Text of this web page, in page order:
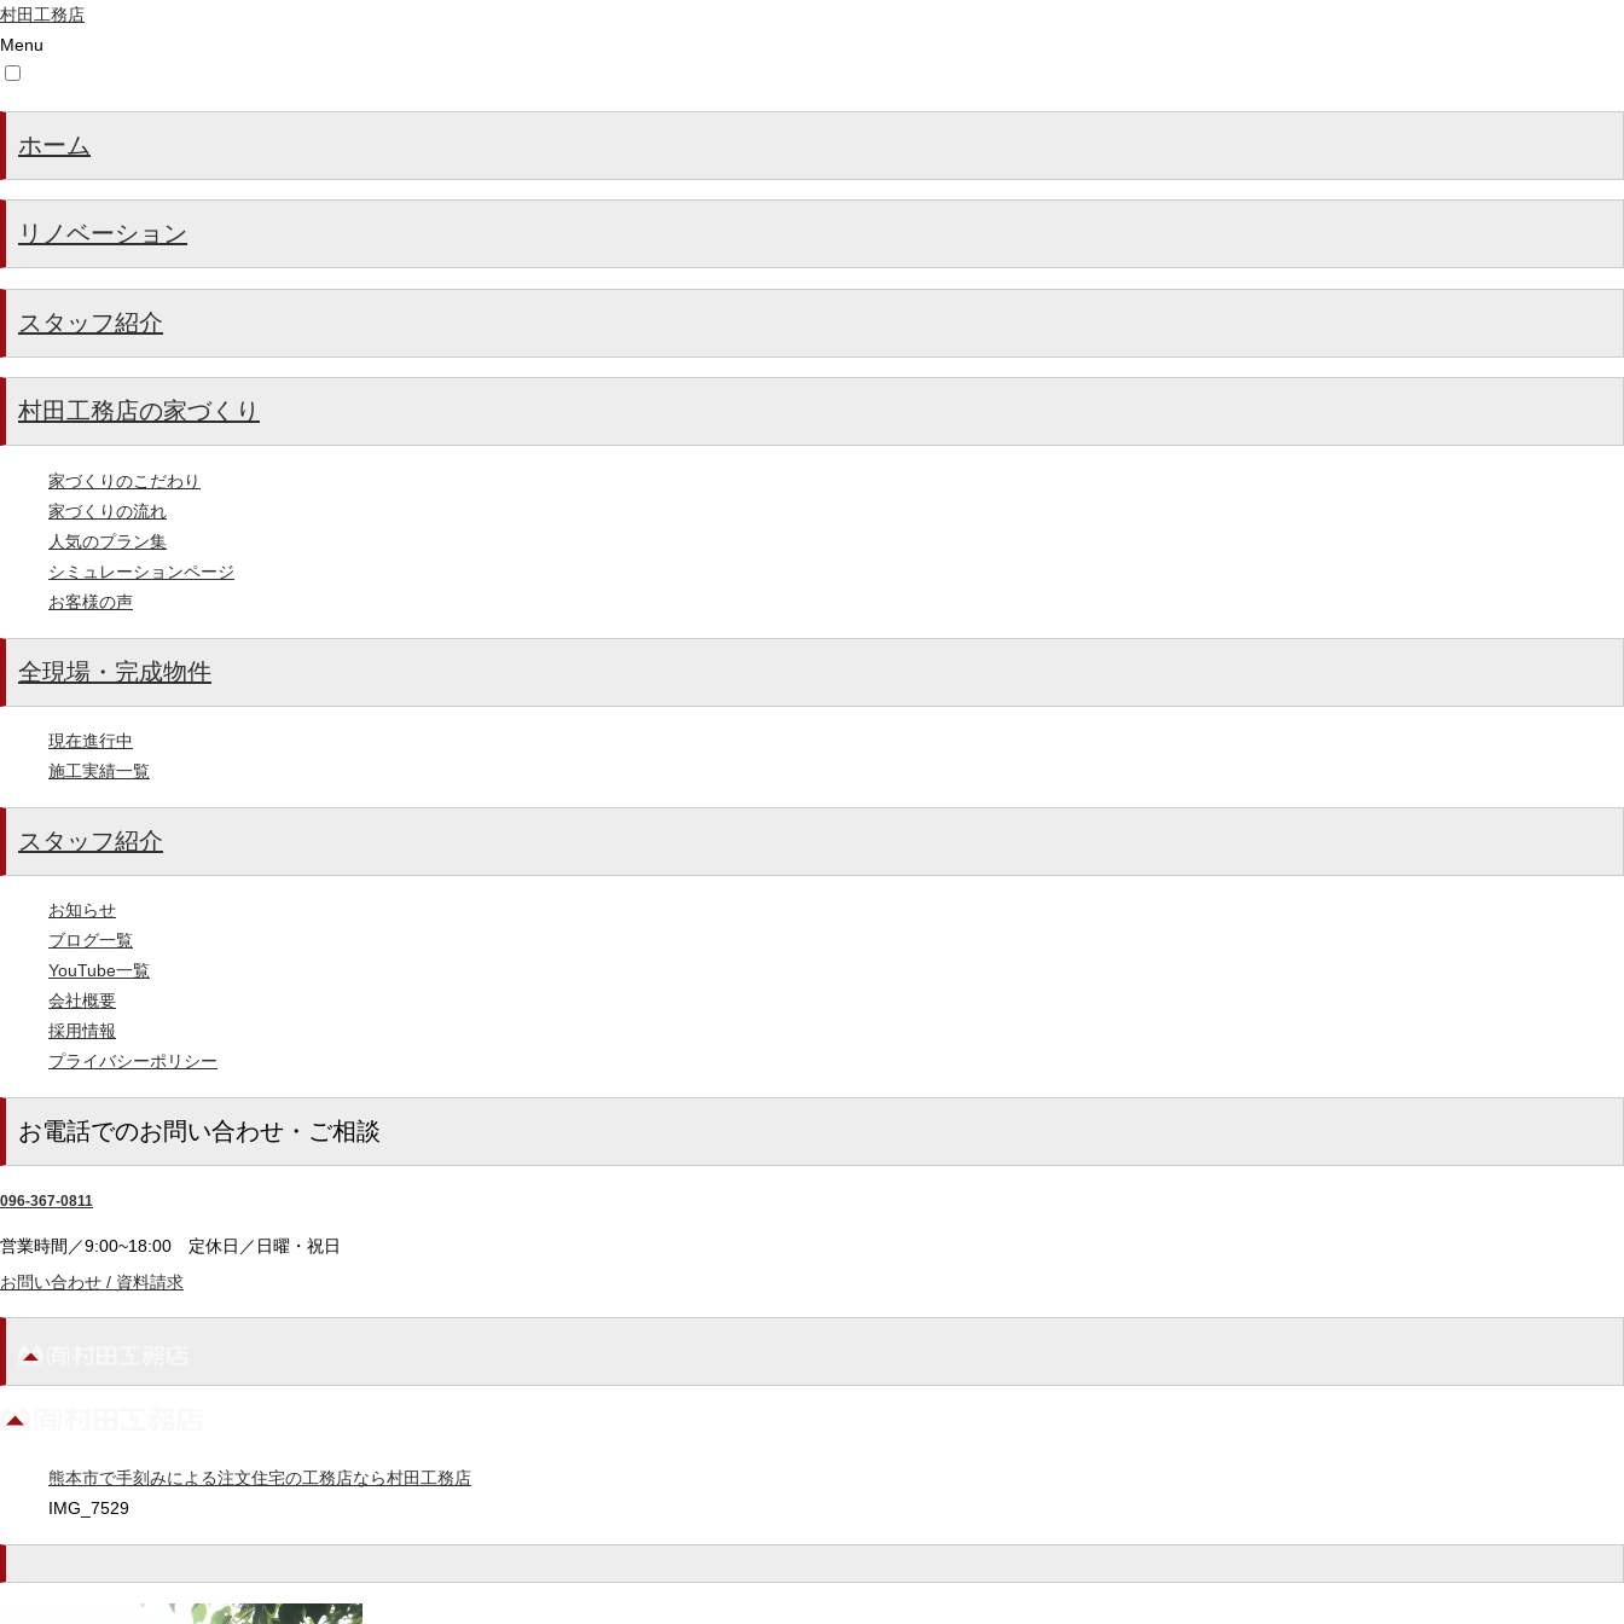
村田工務店
Menu
ホーム
リノベーション
スタッフ紹介
村田工務店の家づくり
家づくりのこだわり
家づくりの流れ
人気のプラン集
シミュレーションページ
お客様の声
全現場・完成物件
現在進行中
施工実績一覧
スタッフ紹介
お知らせ
ブログ一覧
YouTube一覧
会社概要
採用情報
プライバシーポリシー
お電話でのお問い合わせ・ご相談
096-367-0811
営業時間／9:00~18:00 定休日／日曜・祝日
お問い合わせ / 資料請求
熊本市で手刻みによる注文住宅の工務店なら村田工務店
IMG_7529